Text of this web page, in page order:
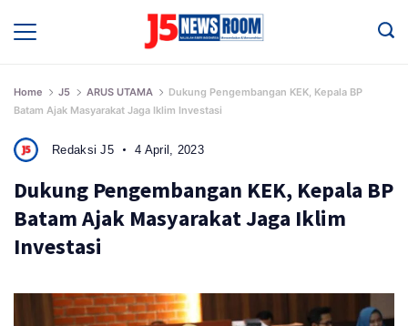
Home J5 ARUS UTAMA
Dukung Pengembangan KEK, Kepala BP
Batam Ajak Masyarakat Jaga Iklim Investasi
Redaksi J5 4 April, 2023
Dukung Pengembangan KEK, Kepala BP
Batam Ajak Masyarakat Jaga Iklim
Investasi